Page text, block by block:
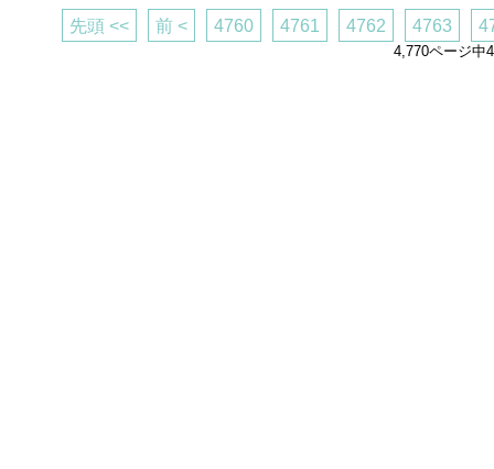
先頭 << 前 < 4760 4761 4762 4763
4,770ページ中